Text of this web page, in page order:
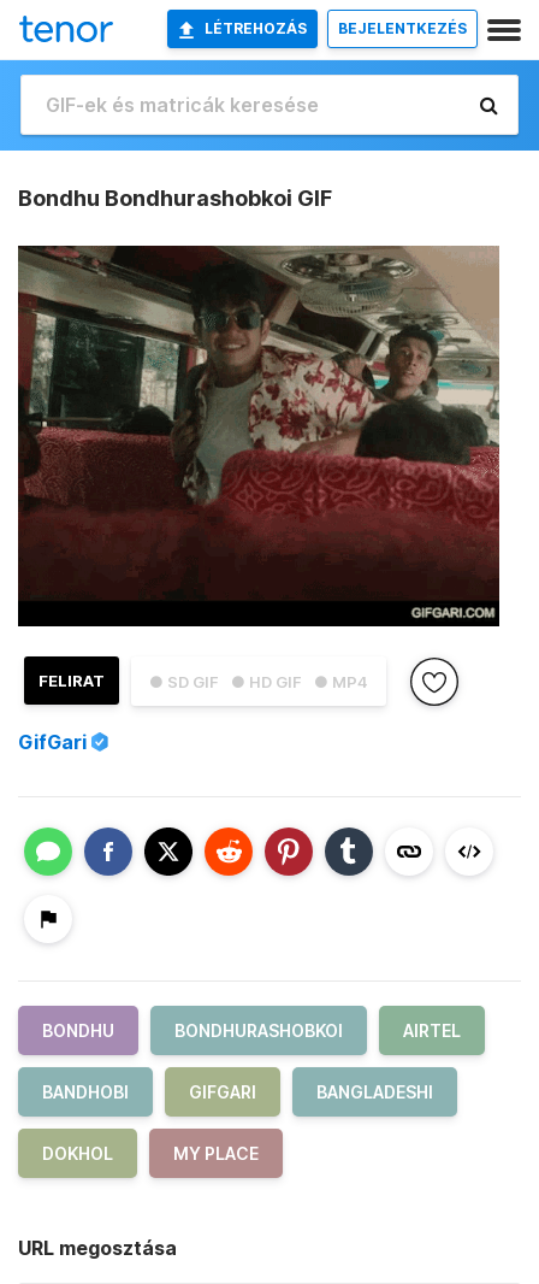
LÉTREHOZÁS BEJELENTKEZÉS
Bondhu Bondhurashobkoi GIF
● SD GIF ● HD GIF ● MP4
FELIRAT
GifGari
BONDHU BONDHURASHOBKOI AIRTEL
BANDHOBI GIFGARI BANGLADESHI
DOKHOL MY PLACE
URL megosztása